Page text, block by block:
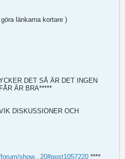
länkarna kortare )
DET SÅ ÄR DET INGEN
ÄR BRA*****
DISKUSSIONER OCH
show...20#post1057220 ****